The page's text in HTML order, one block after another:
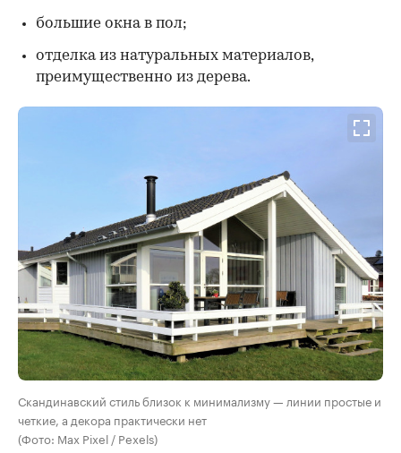
большие окна в пол;
отделка из натуральных материалов,
преимущественно из дерева.
Скандинавский стиль близок к минимализму — линии простые и
четкие, а декора практически нет
(Фото: Max Pixel / Pexels)